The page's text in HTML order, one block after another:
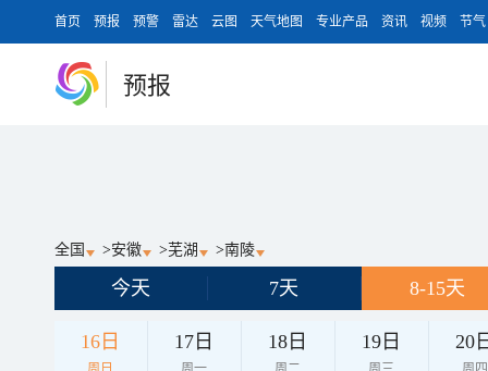
首页 预报 预警 雷达 云图 天气地图 专业产品 资讯 视频 节气
预报
全国 >安徽 >芜湖 >南陵
今天 7天 8-15天
16日 17日 18日 19日 20